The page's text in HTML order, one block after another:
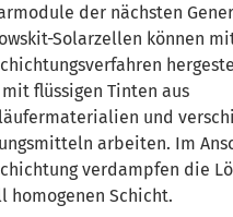
der nächsten
Solarzellen können
flüssigen Tinten aus
und
arbeiten. Im
verdampfen die
Schicht.